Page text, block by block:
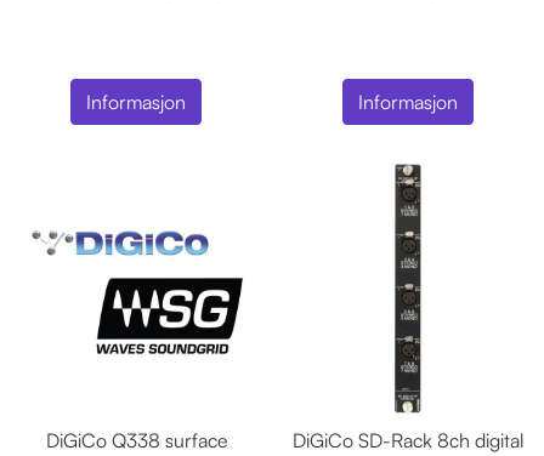
Informasjon Informasjon
DiGiCo Q338 surface
DiGiCo SD-Rack 8ch digital